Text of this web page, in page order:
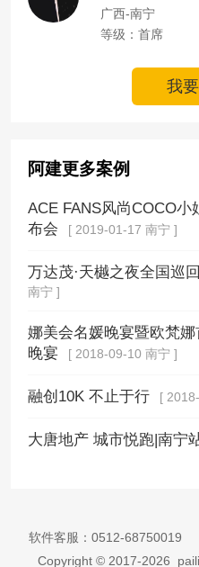
广西-南宁
等级：首席
我
阿建更多案例
ACE FANS风尚COCO
布会
[ 2019-01-17 南宁 ]
万达茂·天樾之夜全国巡
南宁 ]
娜美会名媛晚宴暨欧梵娜
晚宴
[ 2018-09-10 南宁 ]
融创10K 不止于行 [
大唐地产 城市悦跑|南宁
软件客服： 0512-68750019
Copyright © 2017-2026